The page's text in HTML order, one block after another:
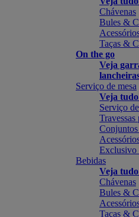
Chávenas
Bules &
Taças &
On the go
Veja
Serviço de mesa
Veja
Serviço
Travessas
Conjuntos
Exclusivo
Bebidas
Veja
Chávenas
Bules &
Taças &